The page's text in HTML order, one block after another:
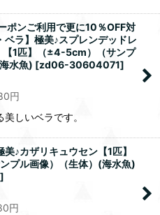
ポンご利用で更に10％OFF対
ベラ】極美♪スプレンデッドレ
【1匹】（±4-5cm）（サンプ
水魚) [zd06-30604071]
円
しいベラです。
美♪カザリキュウセン【1匹】
プル画像）（生体）(海水魚)
]
円